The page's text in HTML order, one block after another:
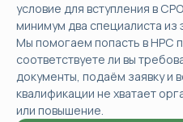
условие для вступления в
минимум два специалиста из
Мы помогаем попасть в НРС
соответствуете ли вы
документы, подаём заявку и
квалификации не хватает
или повышение.